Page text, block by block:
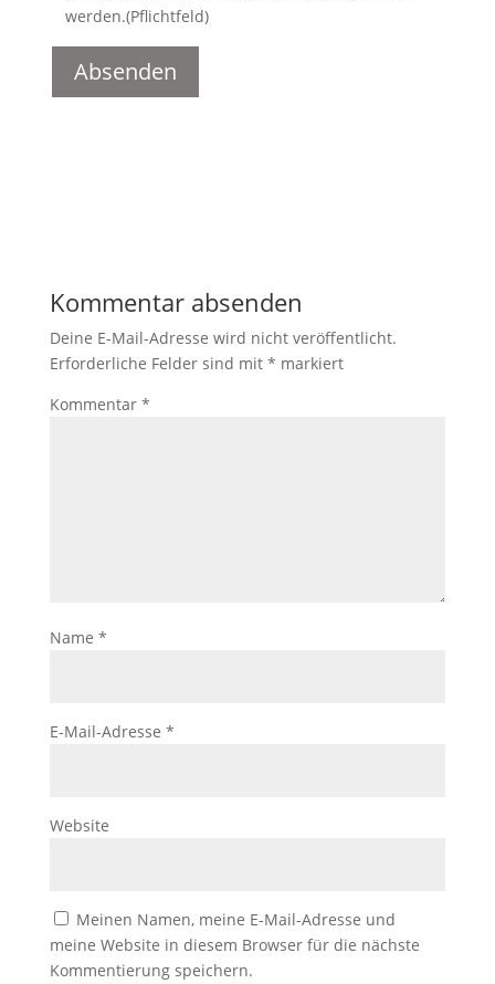
werden.(Pflichtfeld)
t
i
v
e
Kommentar absenden
Deine E-Mail-Adresse wird nicht veröffentlicht.
Erforderliche Felder sind mit * markiert
Kommentar *
Name *
E-Mail-Adresse *
Website
Meinen Namen, meine E-Mail-Adresse und
meine Website in diesem Browser für die nächste
Kommentierung speichern.